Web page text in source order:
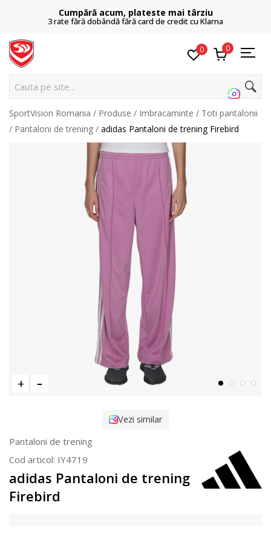
Cumpără acum, plateste mai târziu
3 rate fără dobândă fără card de credit cu Klarna
0 0
Cauta pe site...
SportVision Romania Produse Imbracaminte
Toti pantalonii
Pantaloni de trening
adidas Pantaloni de trening Firebird
Vezi similar
Pantaloni de trening
Cod articol: IY4719
adidas Pantaloni de trening
Firebird